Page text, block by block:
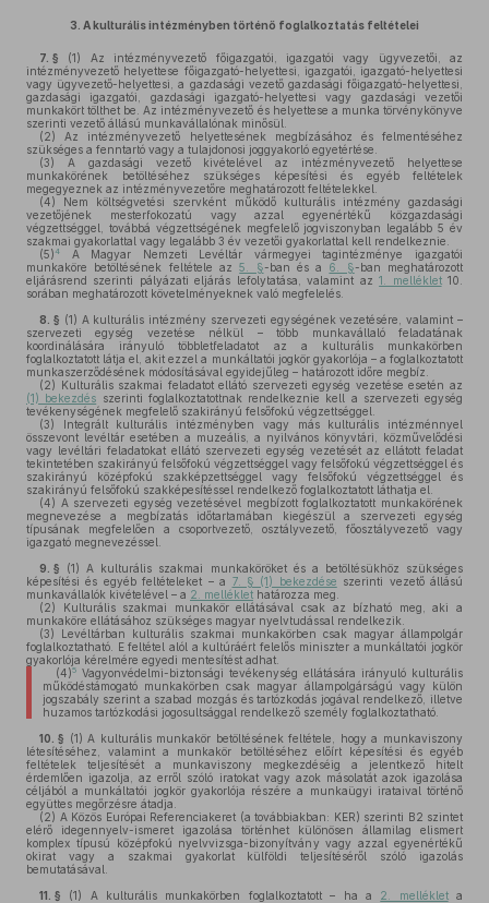
3. A kulturális intézményben történő foglalkoztatás feltételei
7. § (1)
Az intézményvezető főigazgatói, igazgatói vagy ügyvezetői, az
intézményvezető helyettese főigazgató-helyettesi, igazgatói, igazgató-helyettesi
vagy ügyvezető-helyettesi, a gazdasági vezető gazdasági főigazgató-helyettesi,
gazdasági igazgatói, gazdasági igazgató-helyettesi vagy gazdasági vezetői
munkakört tölthet be. Az intézményvezető és helyettese a munka törvénykönyve
szerinti vezető állású munkavállalónak minősül.
(2) Az intézményvezető helyettesének megbízásához és felmentéséhez
szükséges a fenntartó vagy a tulajdonosi joggyakorló egyetértése.
(3) A gazdasági vezető kivételével az intézményvezető helyettese
munkakörének betöltéséhez szükséges képesítési és egyéb feltételek
megegyeznek az intézményvezetőre meghatározott feltételekkel.
(4) Nem költségvetési szervként működő kulturális intézmény gazdasági
vezetőjének mesterfokozatú vagy azzal egyenértékű közgazdasági
végzettséggel, továbbá végzettségének megfelelő jogviszonyban legalább 5 év
szakmai gyakorlattal vagy legalább 3 év vezetői gyakorlattal kell rendelkeznie.
(5)4
A Magyar Nemzeti Levéltár vármegyei tagintézménye igazgatói
munkaköre betöltésének feltétele az5. §-ban és a 6. §-ban meghatározott
eljárásrend szerinti pályázati eljárás lefolytatása, valamint az1. melléklet10.
sorában meghatározott követelményeknek való megfelelés.
8. § (1) A kulturális intézmény szervezeti egységének vezetésére, valamint –
szervezeti egység vezetése nélkül – több munkavállaló feladatának
koordinálására irányuló többletfeladatot az a kulturális munkakörben
foglalkoztatott látja el, akit ezzel a munkáltatói jogkör gyakorlója – a foglalkoztatott
munkaszerződésének módosításával egyidejűleg – határozott időre megbíz.
(2) Kulturális szakmai feladatot ellátó szervezeti egység vezetése esetén az
(1) bekezdés szerinti foglalkoztatottnak rendelkeznie kell a szervezeti egység
tevékenységének megfelelő szakirányú felsőfokú végzettséggel.
(3) Integrált kulturális intézményben vagy más kulturális intézménnyel
összevont levéltár esetében a muzeális, a nyilvános könyvtári, közművelődési
vagy levéltári feladatokat ellátó szervezeti egység vezetését az ellátott feladat
tekintetében szakirányú felsőfokú végzettséggel vagy felsőfokú végzettséggel és
szakirányú középfokú szakképzettséggel vagy felsőfokú végzettséggel és
szakirányú felsőfokú szakképesítéssel rendelkező foglalkoztatott láthatja el.
(4) A szervezeti egység vezetésével megbízott foglalkoztatott munkakörének
megnevezése a megbízatás időtartamában kiegészül a szervezeti egység
típusának megfelelően a csoportvezető, osztályvezető, főosztályvezető vagy
igazgató megnevezéssel.
9. § (1) A kulturális szakmai munkaköröket és a betöltésükhöz szükséges
képesítési és egyéb feltételeket – a 7. § (1) bekezdése szerinti vezető állású
munkavállalók kivételével – a 2. melléklet határozza meg.
(2) Kulturális szakmai munkakör ellátásával csak az bízható meg, aki a
munkaköre ellátásához szükséges magyar nyelvtudással rendelkezik.
(3) Levéltárban kulturális szakmai munkakörben csak magyar állampolgár
foglalkoztatható. E feltétel alól a kultúráért felelős miniszter a munkáltatói jogkör
gyakorlója kérelmére egyedi mentesítést adhat.
(4)5Vagyonvédelmi-biztonsági tevékenység ellátására irányuló kulturális
működéstámogató munkakörben csak magyar állampolgárságú vagy külön
jogszabály szerint a szabad mozgás és tartózkodás jogával rendelkező, illetve
huzamos tartózkodási jogosultsággal rendelkező személy foglalkoztatható.
10. § (1) A kulturális munkakör betöltésének feltétele, hogy a munkaviszony
létesítéséhez, valamint a munkakör betöltéséhez előírt képesítési és egyéb
feltételek teljesítését a munkaviszony megkezdéséig a jelentkező hitelt
érdemlően igazolja, az erről szóló iratokat vagy azok másolatát azok igazolása
céljából a munkáltatói jogkör gyakorlója részére a munkaügyi irataival történő
együttes megőrzésre átadja.
(2) A Közös Európai Referenciakeret (a továbbiakban: KER) szerinti B2 szintet
elérő idegennyelv-ismeret igazolása történhet különösen államilag elismert
komplex típusú középfokú nyelvvizsga-bizonyítvány vagy azzal egyenértékű
okirat vagy a szakmai gyakorlat külföldi teljesítéséről szóló igazolás
bemutatásával.
11. § (1) A kulturális munkakörben foglalkoztatott – ha a 2. mellékleta